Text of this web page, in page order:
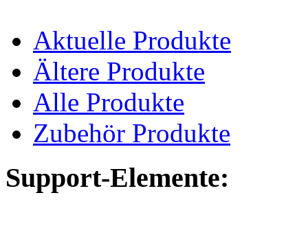
Aktuelle Produkte
Ältere Produkte
Alle Produkte
Zubehör Produkte
Support-Elemente: